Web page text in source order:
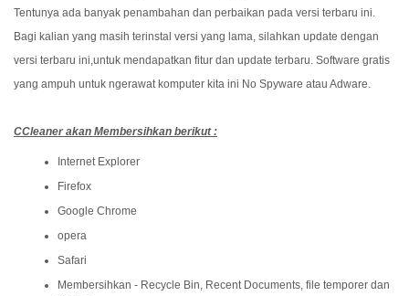
Tentunya ada banyak penambahan dan perbaikan pada versi terbaru ini.
Bagi kalian yang masih terinstal versi yang lama, silahkan update dengan
versi terbaru ini,untuk mendapatkan fitur dan update terbaru. Software gratis
yang ampuh untuk ngerawat komputer kita ini No Spyware atau Adware.
CCleaner akan Membersihkan berikut :
Internet Explorer
Firefox
Google Chrome
opera
Safari
Membersihkan - Recycle Bin, Recent Documents, file temporer dan